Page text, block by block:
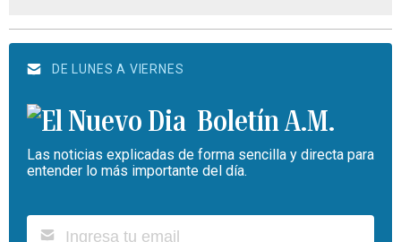
DE LUNES A VIERNES
Boletín A.M.
Las noticias explicadas de forma sencilla y directa para
entender lo más importante del día.